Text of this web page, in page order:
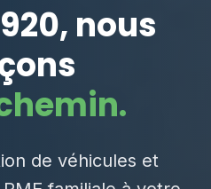
nous
de véhicules et